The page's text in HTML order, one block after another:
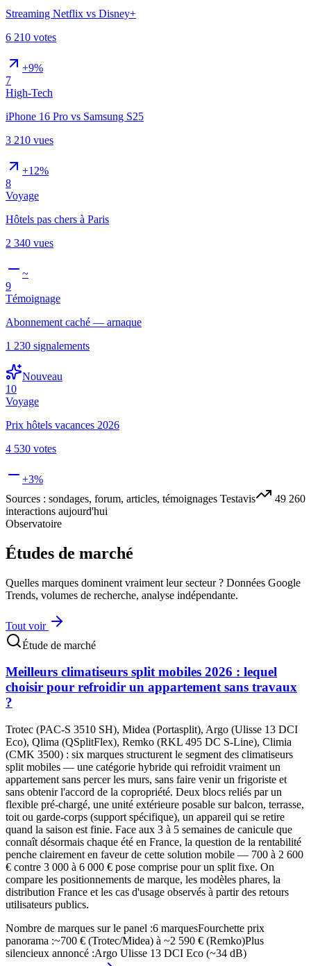
Streaming Netflix vs Disney+
6 210 votes
+9%
7
High-Tech
iPhone 16 Pro vs Samsung S25
3 210 vues
+12%
8
Voyage
Hôtels pas chers à Paris
2 340 vues
~
9
Témoignage
Abonnement caché — arnaque
1 230 signalements
Nouveau
10
Voyage
Prix hôtels vacances 2026
4 530 votes
+3%
Sources : sondages, forum, articles, témoignages Testavis
49 260
interactions aujourd'hui
Observatoire
Études de marché
Quelles marques dominent vraiment leur secteur ? Données Google
Trends, volumes de recherche, analyse indépendante.
Tout voir
Étude de marché
Meilleurs climatiseurs split mobiles 2026 : lequel
choisir pour refroidir un appartement sans travaux
?
Trotec (PAC-S 3510 SH), Midea (Portasplit), Argo (Ulisse 13 DCI
Eco), Qlima (QSplitFlex), Remko (RKL 495 DC S-Line), Climia
(CMK 3500) : six marques structurent le segment des climatiseurs
split mobiles — une catégorie hybride qui refroidit vraiment un
appartement sans percer les murs, sans faire venir un frigoriste et
sans obtenir l'accord de la copropriété. Deux blocs reliés par un
flexible pré-chargé, une unité extérieure posable sur balcon, terrasse,
toit ou garde-corps (support spécifique), un appareil qui se retire
quand la saison est finie. Face aux 3 à 5 semaines de canicule que
connaît désormais chaque été en France, la question de la rentabilité
penche clairement en faveur de cette solution mobile — 700 à 2 600
€ contre 3 000 à 6 000 € pose comprise pour un split fixe. On
compare les positionnements de marque, les modèles phares, la
distribution France et les cas d'usage observés à partir des retours
utilisateurs publics.
Nombre de marques sur le panel :6 marquesFourchette prix
panorama :~700 € (Trotec/Midea) à ~2 590 € (Remko)Plus
silencieux annoncé :Argo Ulisse 13 DCI Eco (~34 dB)